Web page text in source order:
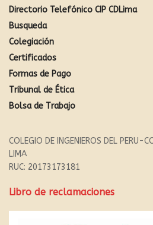
Directorio Telefónico CIP CDLima
Busqueda
Colegiación
Certificados
Formas de Pago
Tribunal de Ética
Bolsa de Trabajo
COLEGIO DE INGENIEROS DEL PERU-
LIMA
RUC: 20173173181
Libro de reclamaciones